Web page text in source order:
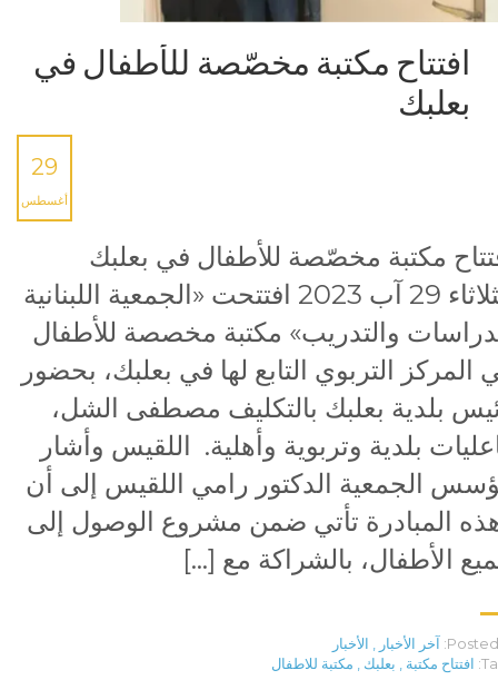
افتتاح مكتبة مخصّصة للأطفال في
بعلبك
29
أغسطس
مكتبة مخصّصة للأطفال في بعلبك
الثلاثاء 29 آب 2023 افتتحت «الجمعية اللبنانية
والتدريب» مكتبة مخصصة للأطفال
المركز التربوي التابع لها في بعلبك، بحضور
بلدية بعلبك بالتكليف مصطفى الشل،
بلدية وتربوية وأهلية. اللقيس وأشار
الجمعية الدكتور رامي اللقيس إلى أن
المبادرة تأتي ضمن مشروع الوصول إلى
الأطفال، بالشراكة مع […]
Posted آخر الأخبار , الأخبار
افتتاح مكتبة , بعلبك , مكتبة للاطفال